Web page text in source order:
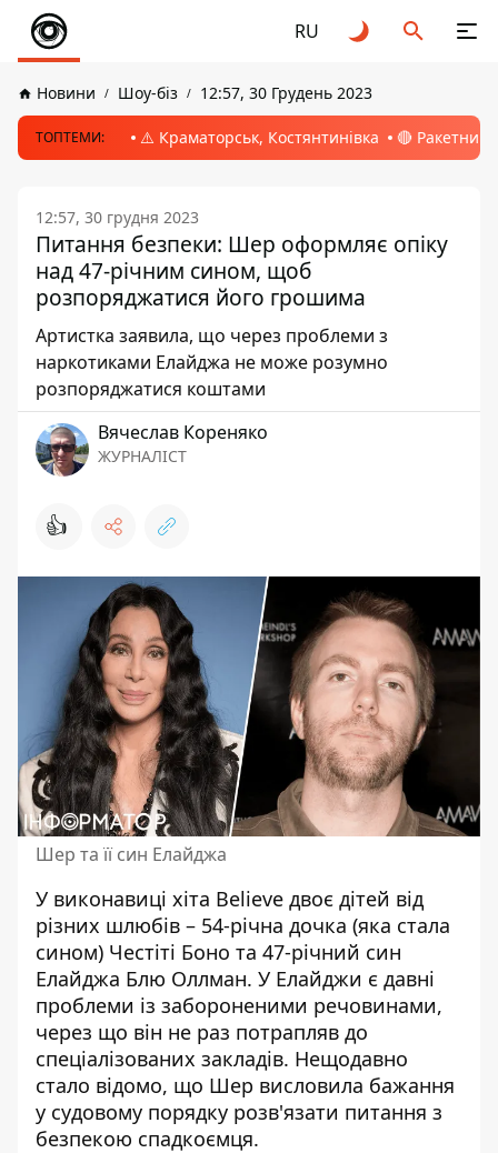
RU
Новини Шоу-біз 12:57, 30 Грудень 2023
ТОПТЕМИ: ⚠️ Краматорськ, Костянтинівка 🔴 Ракетний
12:57, 30 грудня 2023
Питання безпеки: Шер оформляє опіку
над 47-річним сином, щоб
розпоряджатися його грошима
Артистка заявила, що через проблеми з
наркотиками Елайджа не може розумно
розпоряджатися коштами
Вячеслав Кореняко
ЖУРНАЛІСТ
👍
Шер та її син Елайджа
У виконавиці хіта Believe двоє дітей від
різних шлюбів – 54-річна дочка (яка стала
сином) Честіті Боно та 47-річний син
Елайджа Блю Оллман. У Елайджи є давні
проблеми із забороненими речовинами,
через що він не раз потрапляв до
спеціалізованих закладів. Нещодавно
стало відомо, що Шер висловила бажання
у судовому порядку розв'язати питання з
безпекою спадкоємця.